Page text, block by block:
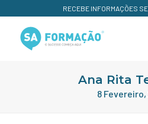
RECEBE INFORMAÇÕES
Ana Rita
8